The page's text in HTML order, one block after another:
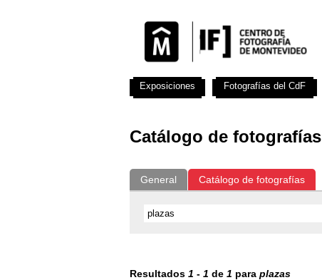
Catálogo de fotografías
General Catálogo de fotografías
Resultados 1 - 1 de 1 para plazas
Exposiciones Fotografías del CdF